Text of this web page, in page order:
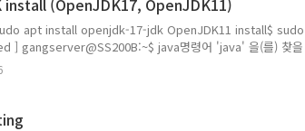
(OpenJDK17, OpenJDK11)
apt install openjdk-17-jdk OpenJDK11 install$
gangserver@SS200B:~$ java명령어 'java' 을(를) 찾을
니다:sudo apt install default-jre # version 2:1.17-
openjdk-17-jre-headless # version 17.0.10~6ea-1sudo